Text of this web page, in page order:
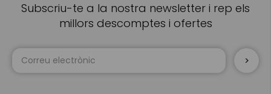
Subscriu-te a la nostra newsletter i rep els
millors descomptes i ofertes